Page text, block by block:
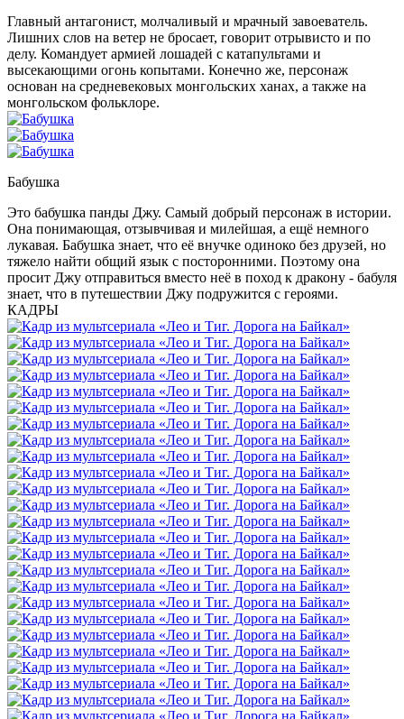
Главный антагонист, молчаливый и мрачный завоеватель.
Лишних слов на ветер не бросает, говорит отрывисто и по
делу. Командует армией лошадей с катапультами и
высекающими огонь копытами. Конечно же, персонаж
основан на средневековых монгольских ханах, а также на
монгольском фольклоре.
Бабушка
Это бабушка панды Джу. Самый добрый персонаж в истории.
Она понимающая, отзывчивая и милейшая, а ещё немного
лукавая. Бабушка знает, что её внучке одиноко без друзей, но
тяжело найти общий язык с посторонними. Поэтому она
просит Джу отправиться вместо неё в поход к дракону - бабуля
знает, что в путешествии Джу подружится с героями.
КАДРЫ